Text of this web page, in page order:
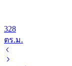
328
ตร.ม.